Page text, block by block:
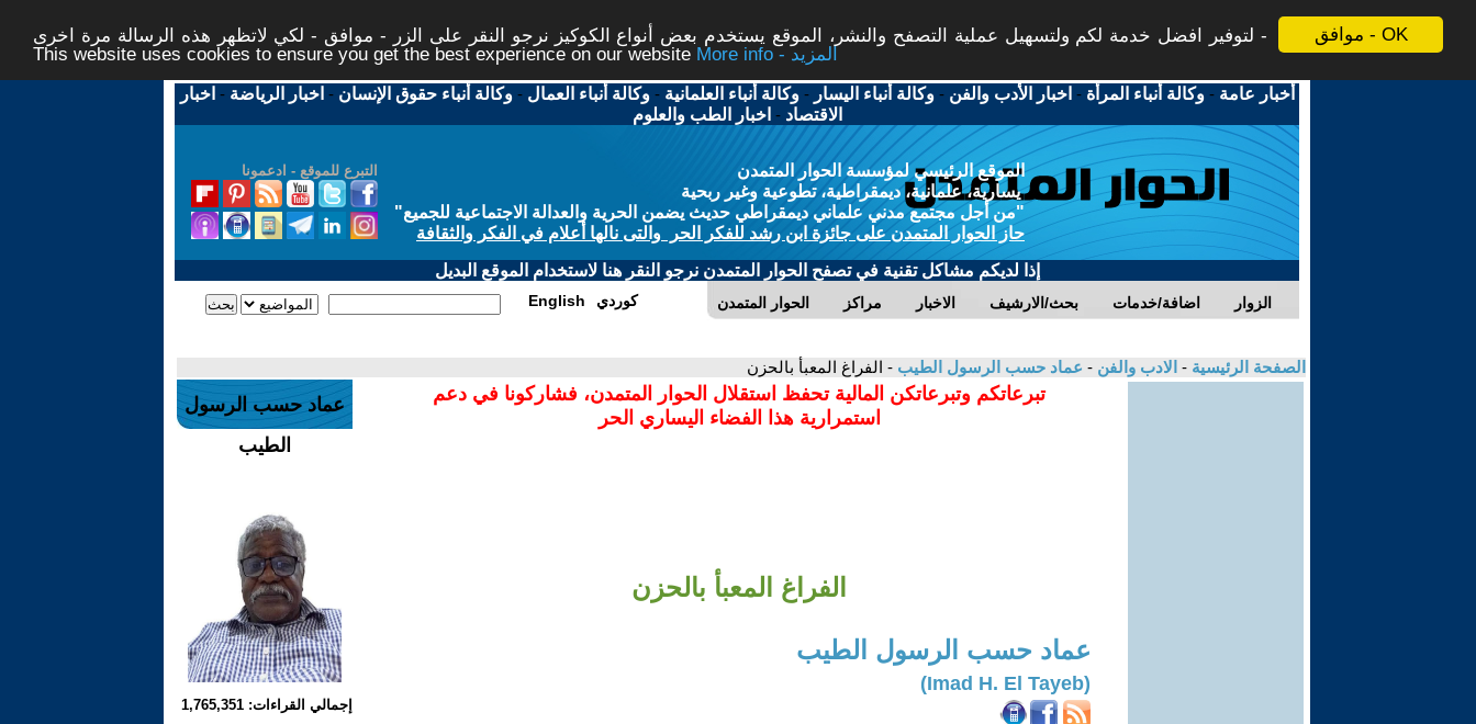
موافق - OK
لتوفير افضل خدمة لكم ولتسهيل عملية التصفح والنشر، الموقع يستخدم بعض أنواع الكوكيز نرجو النقر على الزر - موافق - لكي لاتظهر هذه الرسالة مرة اخرى -
This website uses cookies to ensure you get the best experience on our website
More info - المزيد
أخبار عامة -وكالة أنباء المرأة - اخبار الأدب والفن -وكالة أنباء اليسار -وكالة أنباء العلمانية -وكالة أنباء العمال -وكالة أنباء حقوق الإنسان - اخبار الرياضة - اخبار
الاقتصاد - اخبار الطب والعلوم
التبرع للموقع - ادعمونا
الموقع الرئيسي لمؤسسة الحوار المتمدن
يسارية، علمانية، ديمقراطية، تطوعية وغير ربحية
"من أجل مجتمع مدني علماني ديمقراطي حديث يضمن الحرية والعدالة الاجتماعية للجميع"
حاز الحوار المتمدن على جائزة ابن رشد للفكر الحر والتى نالها أعلام في الفكر والثقافة
إذا لديكم مشاكل تقنية في تصفح الحوار المتمدن نرجو النقر هنا لاستخدام الموقع البديل
الحوار المتمدن مراكز الاخبار بحث/الارشيف اضافة/خدمات الزوار English كوردي
الصفحة الرئيسية - الادب والفن - عماد حسب الرسول الطيب - الفراغ المعبأ بالحزن
تبرعاتكم وتبرعاتكن المالية تحفظ استقلال الحوار المتمدن، فشاركونا في دعم
استمرارية هذا الفضاء اليساري الحر
الفراغ المعبأ بالحزن
عماد حسب الرسول الطيب
(Imad H. El Tayeb)
عماد حسب الرسول
الطيب
إجمالي القراءات: 1,765,351